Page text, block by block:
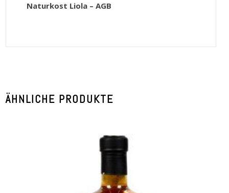
Naturkost Liola – AGB
ÄHNLICHE PRODUKTE